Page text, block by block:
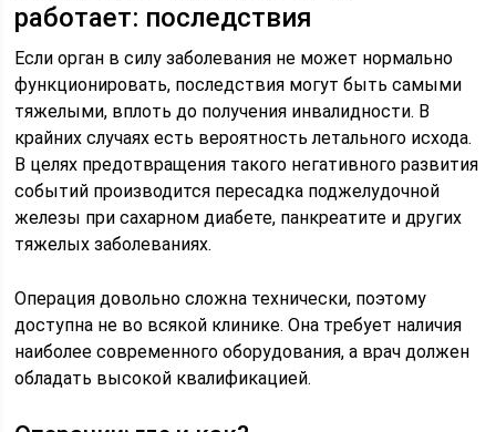
работает: последствия
Если орган в силу заболевания не может нормально
функционировать, последствия могут быть самыми
тяжелыми, вплоть до получения инвалидности. В
крайних случаях есть вероятность летального исхода.
В целях предотвращения такого негативного развития
событий производится пересадка поджелудочной
железы при сахарном диабете, панкреатите и других
тяжелых заболеваниях.
Операция довольно сложна технически, поэтому
доступна не во всякой клинике. Она требует наличия
наиболее современного оборудования, а врач должен
обладать высокой квалификацией.